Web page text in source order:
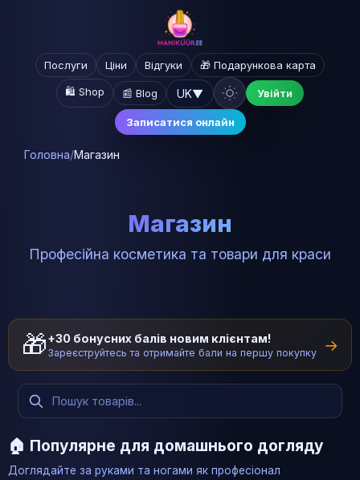
Послуги Ціни Відгуки 🎁 Подарункова карта
🛍️ Shop 📰 Blog UK▼ Увійти
Записатися онлайн
Головна/Магазин
Магазин
Професійна косметика та товари для краси
🎁+30 бонусних балів новим клієнтам!
Зареєструйтесь та отримайте бали на першу покупку →
🏠 Популярне для домашнього догляду
Доглядайте за руками та ногами як професіонал